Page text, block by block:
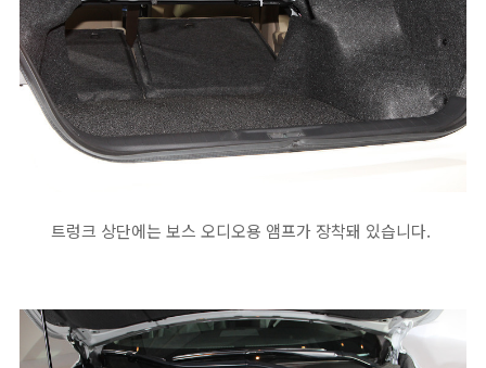
트렁크 상단에는 보스 오디오용 앰프가 장착돼 있습니다.